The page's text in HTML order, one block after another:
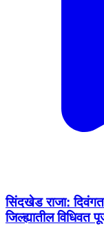
सिंदखेड राजा:
जिल्ह्यातील